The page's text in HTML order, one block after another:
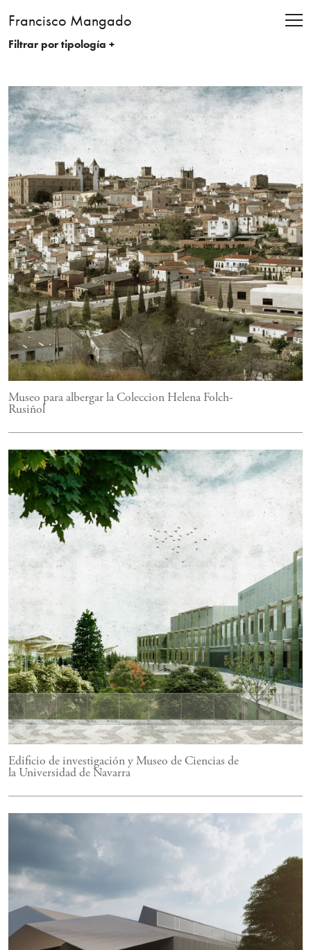
Francisco Mangado
Filtrar por tipología +
Museo para albergar la Coleccion Helena Folch-
Rusiñol
Edificio de investigación y Museo de Ciencias de
la Universidad de Navarra